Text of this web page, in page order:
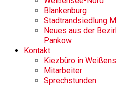
Blankenburg
Stadtrandsiedlung
Neues aus der
Pankow
Kontakt
Kiezbüro in
Mitarbeiter
Sprechstunden